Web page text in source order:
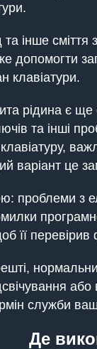
інше сміття
клавіатури.
рідина є
та інші
варіант це
проблеми з
її
служби
Де